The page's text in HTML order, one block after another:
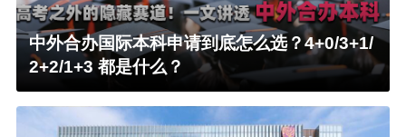
中外合办国际本科申请到底怎么选？4+0/3+1/
2+2/1+3 都是什么？